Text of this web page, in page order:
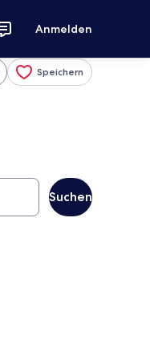
Anmelden
Speichern
Suchen